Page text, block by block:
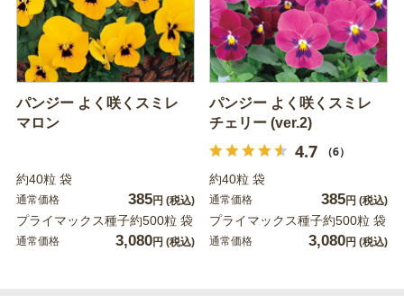
パンジー よく咲くスミレ
マロン
約40粒 袋
通常価格 385円 (税込)
プライマックス種子約500粒 袋
通常価格 3,080円 (税込)
パンジー よく咲くスミレ
チェリー (ver.2)
4.7 （6）
約40粒 袋
通常価格 385円 (税込)
プライマックス種子約500粒 袋
通常価格 3,080円 (税込)